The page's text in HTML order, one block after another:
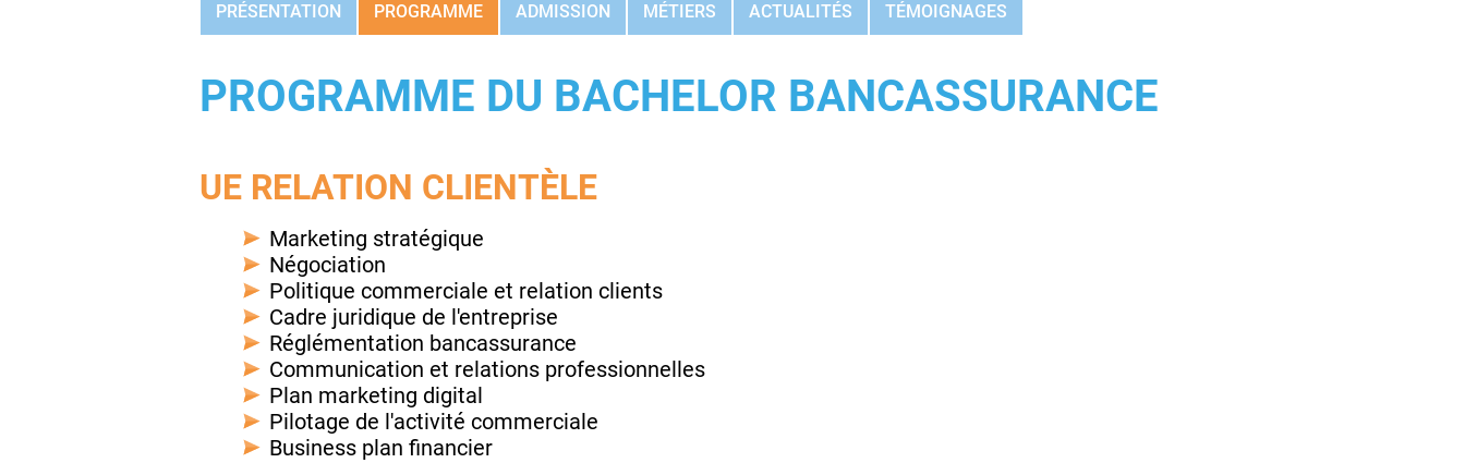
PRÉSENTATION PROGRAMME ADMISSION MÉTIERS ACTUALITÉS TÉMOIGNAGES
PROGRAMME DU BACHELOR BANCASSURANCE
UE RELATION CLIENTÈLE
Marketing stratégique
Négociation
Politique commerciale et relation clients
Cadre juridique de l'entreprise
Réglémentation bancassurance
Communication et relations professionnelles
Plan marketing digital
Pilotage de l'activité commerciale
Business plan financier